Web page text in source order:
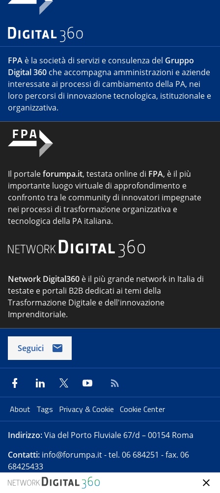
FPA è la società di servizi e consulenza del Gruppo
Digital 360 che accompagna amministrazioni e aziende
interessate ai processi di cambiamento della PA, nei
loro percorsi di innovazione tecnologica, istituzionale e
organizzativa.
Il portaleforumpa.it, testata online di FPA, è il più
importante luogo virtuale di approfondimento e
confronto tra le community di innovatori impegnate
nei processi di trasformazione organizzativa e
tecnologica della PA italiana.
Network Digital360 è il più grande network in Italia di
testate e portali B2B dedicati ai temi della
Trasformazione Digitale e dell'innovazione
Imprenditoriale.
Seguici
About Tags Privacy & Cookie Cookie Center
Indirizzo:Via del Porto Fluviale 67/d – 00154 Roma
Contatti: info@forumpa.it- tel. 06 684251 - fax. 06
68425433